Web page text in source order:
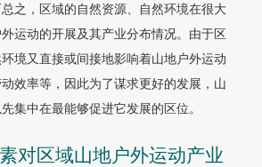
之，区域的自然资源、自然环境在很大
运动的开展及其产业分布情况。由于区
境又直接或间接地影响着山地户外运动
效率等，因此为了谋求更好的发展，山
集中在最能够促进它发展的区位。
对区域山地户外运动产业